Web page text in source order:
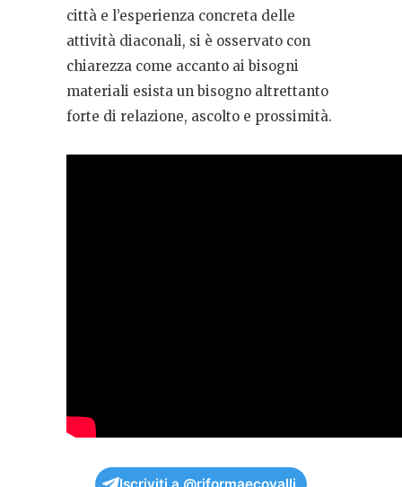
città e l’esperienza concreta delle
attività diaconali, si è osservato con
chiarezza come accanto ai bisogni
materiali esista un bisogno altrettanto
forte di relazione, ascolto e prossimità.